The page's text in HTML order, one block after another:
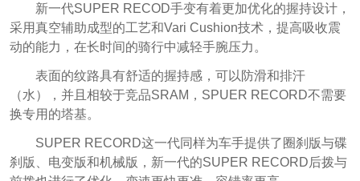
新一代SUPER RECOD手变有着更加优化的握持设计，
采用真空辅助成型的工艺和Vari Cushion技术，提高吸收震
动的能力，在长时间的骑行中减轻手腕压力。
表面的纹路具有舒适的握持感，可以防滑和排汗
（水），并且相较于竞品SRAM，SPUER RECORD不需要
换专用的塔基。
SUPER RECORD这一代同样为车手提供了圈刹版与碟
刹版、电变版和机械版，新一代的SUPER RECORD后拨与